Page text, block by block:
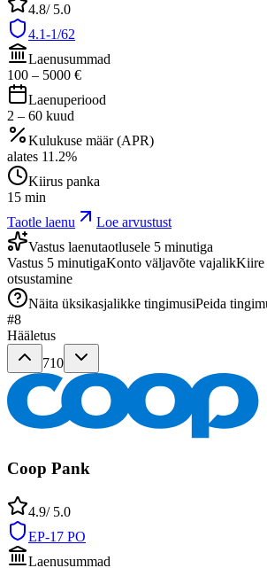
4.8/ 5.0
4.1-1/62
Laenusummad
100 – 5000 €
Laenuperiood
2 – 60 kuud
Kulukuse määr (APR)
alates 11.2%
Kiirus panka
15 min
Taotle laenu
Loe arvustust
Vastus laenutaotlusele 5 minutiga
Vastus 5 minutigaKonto väljavõte vajalikKiire
otsustamine
Näita üksikasjalikke tingimusiPeida
#8
Hääletus
710
Coop Pank
4.9/ 5.0
EP-17 PO
Laenusummad